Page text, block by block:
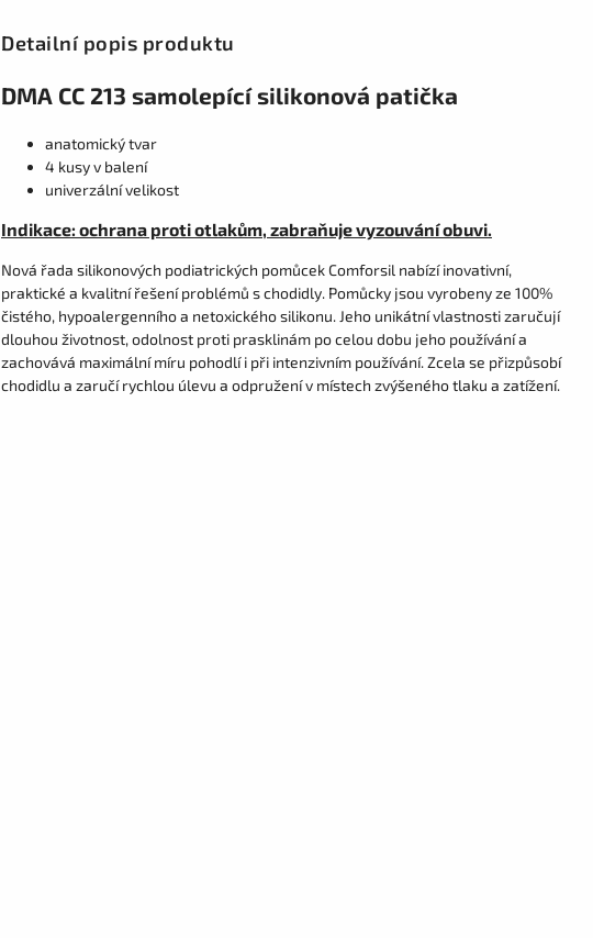
Detailní popis produktu
DMA CC 213 samolepící silikonová patička
anatomický tvar
4 kusy v balení
univerzální velikost
Indikace: ochrana proti otlakům, zabraňuje vyzouvání obuvi.
Nová řada silikonových podiatrických pomůcek Comforsil nabízí inovativní,
praktické a kvalitní řešení problémů s chodidly. Pomůcky jsou vyrobeny ze 100%
čistého, hypoalergenního a netoxického silikonu. Jeho unikátní vlastnosti zaručují
dlouhou životnost, odolnost proti prasklinám po celou dobu jeho používání a
zachovává maximální míru pohodlí i při intenzivním používání. Zcela se přizpůsobí
chodidlu a zaručí rychlou úlevu a odpružení v místech zvýšeného tlaku a zatížení.